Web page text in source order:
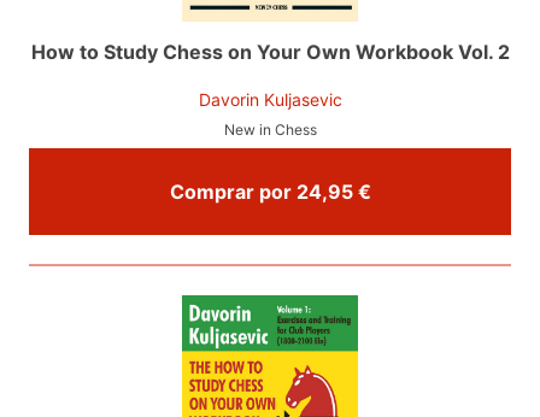
How to Study Chess on Your Own Workbook Vol. 2
Davorin Kuljasevic
New in Chess
Comprar por 24,95 €